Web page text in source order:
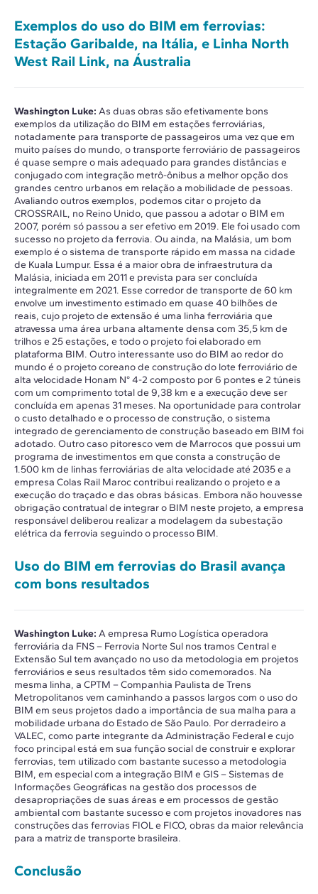
Exemplos do uso do BIM em ferrovias:
Estação Garibalde, na Itália, e Linha North
West Rail Link, na Áustralia
Washington Luke: As duas obras são efetivamente bons
exemplos da utilização do BIM em estações ferroviárias,
notadamente para transporte de passageiros uma vez que em
muito países do mundo, o transporte ferroviário de passageiros
é quase sempre o mais adequado para grandes distâncias e
conjugado com integração metrô-ônibus a melhor opção dos
grandes centro urbanos em relação a mobilidade de pessoas.
Avaliando outros exemplos, podemos citar o projeto da
CROSSRAIL, no Reino Unido, que passou a adotar o BIM em
2007, porém só passou a ser efetivo em 2019. Ele foi usado com
sucesso no projeto da ferrovia. Ou ainda, na Malásia, um bom
exemplo é o sistema de transporte rápido em massa na cidade
de Kuala Lumpur. Essa é a maior obra de infraestrutura da
Malásia, iniciada em 2011 e prevista para ser concluída
integralmente em 2021. Esse corredor de transporte de 60 km
envolve um investimento estimado em quase 40 bilhões de
reais, cujo projeto de extensão é uma linha ferroviária que
atravessa uma área urbana altamente densa com 35,5 km de
trilhos e 25 estações, e todo o projeto foi elaborado em
plataforma BIM. Outro interessante uso do BIM ao redor do
mundo é o projeto coreano de construção do lote ferroviário de
alta velocidade Honam N° 4-2 composto por 6 pontes e 2 túneis
com um comprimento total de 9,38 km e a execução deve ser
concluída em apenas 31 meses. Na oportunidade para controlar
o custo detalhado e o processo de construção, o sistema
integrado de gerenciamento de construção baseado em BIM foi
adotado. Outro caso pitoresco vem de Marrocos que possui um
programa de investimentos em que consta a construção de
1.500 km de linhas ferroviárias de alta velocidade até 2035 e a
empresa Colas Rail Maroc contribui realizando o projeto e a
execução do traçado e das obras básicas. Embora não houvesse
obrigação contratual de integrar o BIM neste projeto, a empresa
responsável deliberou realizar a modelagem da subestação
elétrica da ferrovia seguindo o processo BIM.
Uso do BIM em ferrovias do Brasil avança
com bons resultados
Washington Luke: A empresa Rumo Logística operadora
ferroviária da FNS – Ferrovia Norte Sul nos tramos Central e
Extensão Sul tem avançado no uso da metodologia em projetos
ferroviários e seus resultados têm sido comemorados. Na
mesma linha, a CPTM – Companhia Paulista de Trens
Metropolitanos vem caminhando a passos largos com o uso do
BIM em seus projetos dado a importância de sua malha para a
mobilidade urbana do Estado de São Paulo. Por derradeiro a
VALEC, como parte integrante da Administração Federal e cujo
foco principal está em sua função social de construir e explorar
ferrovias, tem utilizado com bastante sucesso a metodologia
BIM, em especial com a integração BIM e GIS – Sistemas de
Informações Geográficas na gestão dos processos de
desapropriações de suas áreas e em processos de gestão
ambiental com bastante sucesso e com projetos inovadores nas
construções das ferrovias FIOL e FICO, obras da maior relevância
para a matriz de transporte brasileira.
Conclusão